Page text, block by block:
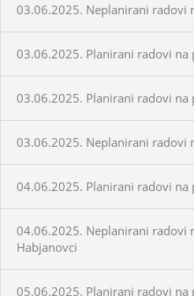
03.06.2025. Neplanirani radovi
03.06.2025. Planirani radovi
03.06.2025. Planirani radovi
03.06.2025. Neplanirani radovi
04.06.2025. Planirani radovi
04.06.2025. Neplanirani radovi
Habjanovci
05.06.2025. Planirani radovi